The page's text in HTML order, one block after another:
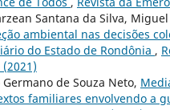
Santana da Silva,
ambiental nas decisões
do Estado de Rondônia ,
(2021)
Germano de Souza Neto,
familiares envolvendo a